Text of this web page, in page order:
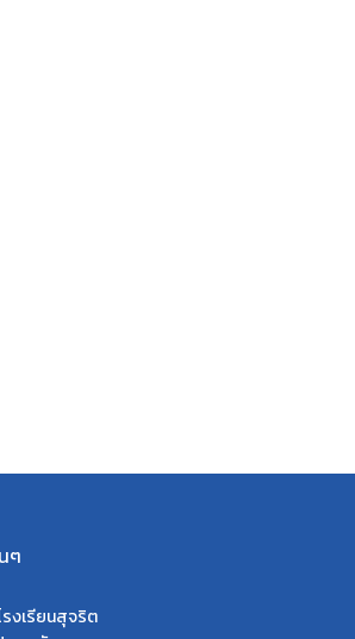
ๆ
รงเรียนสุจริต